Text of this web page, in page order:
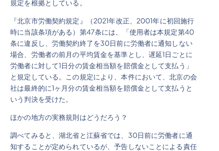
規定を根拠としている。
『北京市労働契約規定』（2021年改正、2001年に初回施行
時に当該条項がある）第47条には、「使用者は本規定第40
条に違反し、労働契約終了を30日前に労働者に通知しない
場合、労働者の前月の平均賃金を基準とし、遅延1日ごとに
労働者に対して1日分の賃金相当額を賠償金として支払う」
と規定している。この規定により、本件において、北京の会
社は最終的に1ヶ月分の賃金相当額を賠償金として支払うと
いう判決を受けた。
ほかの地方の実務規則はどうだろう？
調べてみると、湖北省と江蘇省では、30日前に労働者に通
知することが定められているが、予告しないことによる責任